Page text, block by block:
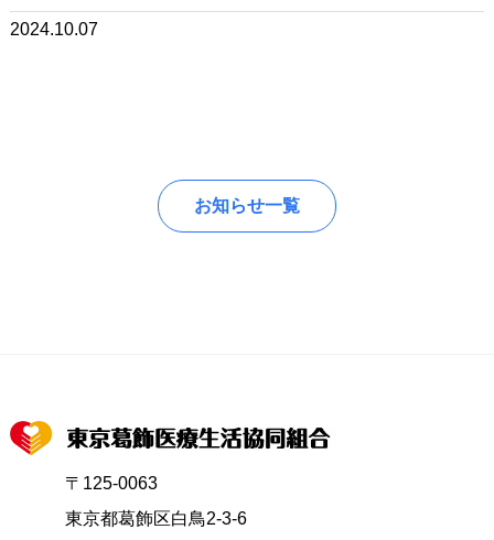
2024.10.07
お知らせ一覧
〒125-0063
東京都葛飾区白鳥2-3-6